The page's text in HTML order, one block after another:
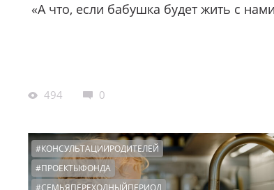
«А что, если бабушка будет жить с
494 0
#КОНСУЛЬТАЦИИРОДИТЕЛЕЙ
#ПРОЕКТЫФОНДА
#СЕМЬЯПЕРЕХОДНЫЙПЕРИОД